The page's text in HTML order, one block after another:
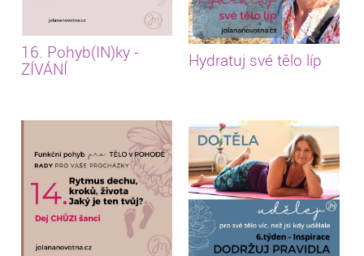
16. Pohyb(IN)ky -
ZÍVÁNÍ
Hydratuj své tělo líp